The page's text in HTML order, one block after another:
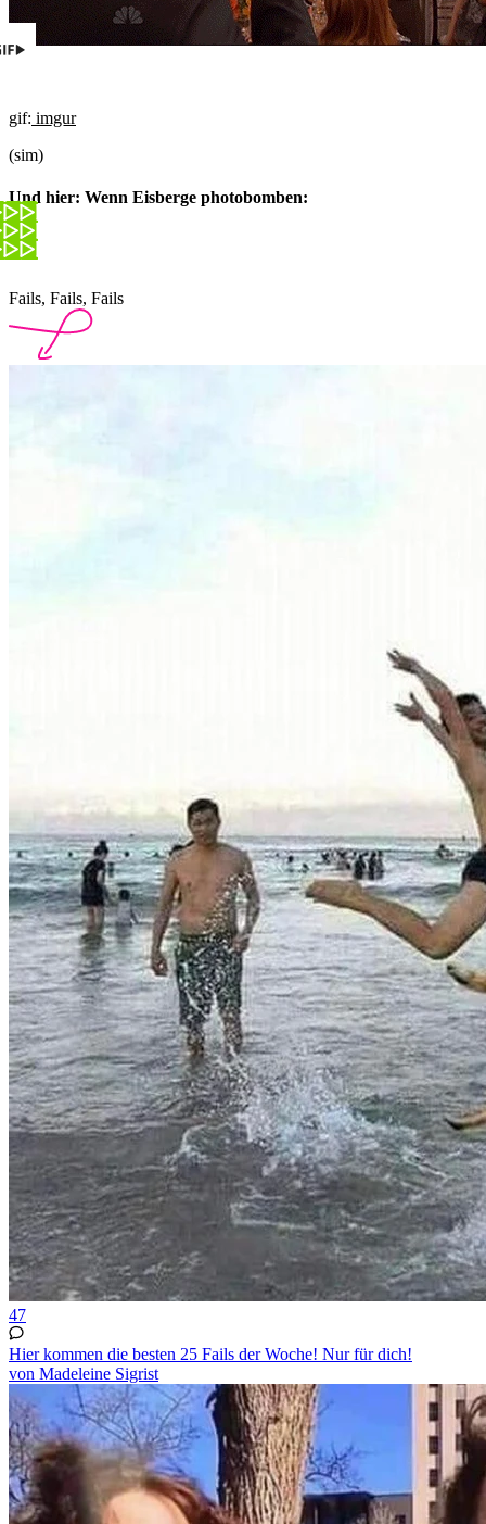
gif: imgur
(sim)
Und hier: Wenn Eisberge photobomben:
Fails, Fails, Fails
47
Hier kommen die besten 25 Fails der Woche! Nur für dich!
von Madeleine Sigrist